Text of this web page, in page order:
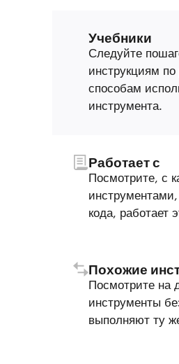
Учебники
Следуйте
инструкциям
способам
инструмента.
Работает с
Посмотрите, с
кода, работает
Похожие
Посмотрите на
инструменты
выполняют ту